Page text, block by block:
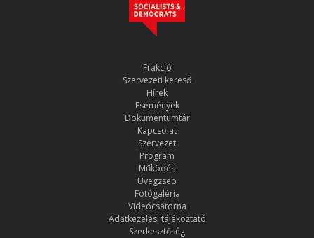
Frakció
Szervezeti kereső
Hírek
Események
Dokumentumtár
Kapcsolat
Szervezet
Program
Működés
Üvegzseb
Fotógaléria
Videócsatorna
Adatkezelési tájékoztató
Szerkesztőség